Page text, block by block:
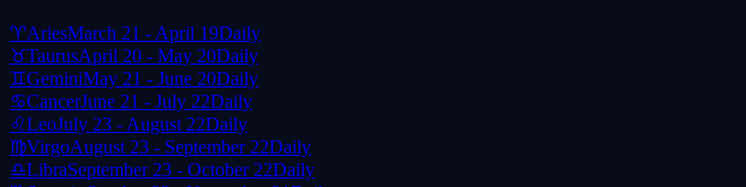
♈AriesMarch 21 - April 19Daily
♉TaurusApril 20 - May 20Daily
♊GeminiMay 21 - June 20Daily
♋CancerJune 21 - July 22Daily
♌LeoJuly 23 - August 22Daily
♍VirgoAugust 23 - September 22Daily
♎LibraSeptember 23 - October 22Daily